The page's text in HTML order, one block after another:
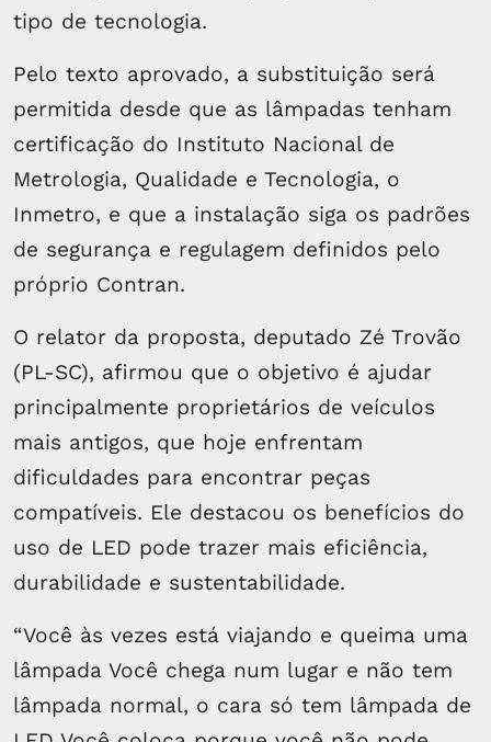
tipo de tecnologia.
Pelo texto aprovado, a substituição será
permitida desde que as lâmpadas tenham
certificação do Instituto Nacional de
Metrologia, Qualidade e Tecnologia, o
Inmetro, e que a instalação siga os padrões
de segurança e regulagem definidos pelo
próprio Contran.
O relator da proposta, deputado Zé Trovão
(PL-SC), afirmou que o objetivo é ajudar
principalmente proprietários de veículos
mais antigos, que hoje enfrentam
dificuldades para encontrar peças
compatíveis. Ele destacou os benefícios do
uso de LED pode trazer mais eficiência,
durabilidade e sustentabilidade.
“Você às vezes está viajando e queima uma
lâmpada Você chega num lugar e não tem
lâmpada normal, o cara só tem lâmpada de